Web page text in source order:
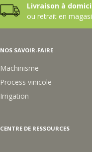
Livraison à
ou retrait en
NOS SAVOIR-FAIRE
Machinisme
Process vinicole
Irrigation
CENTRE DE RESSOURCES